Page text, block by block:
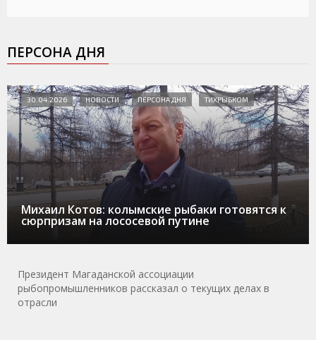
ПЕРСОНА ДНЯ
Михаил Котов: колымские рыбаки готовятся к
сюрпризам на лососевой путине
30.04.2026 НОВОСТИ ПЕРСОНА ДНЯ ТИХРЫБКОМ
Президент Магаданской ассоциации
рыбопромышленников рассказал о текущих делах в
отрасли